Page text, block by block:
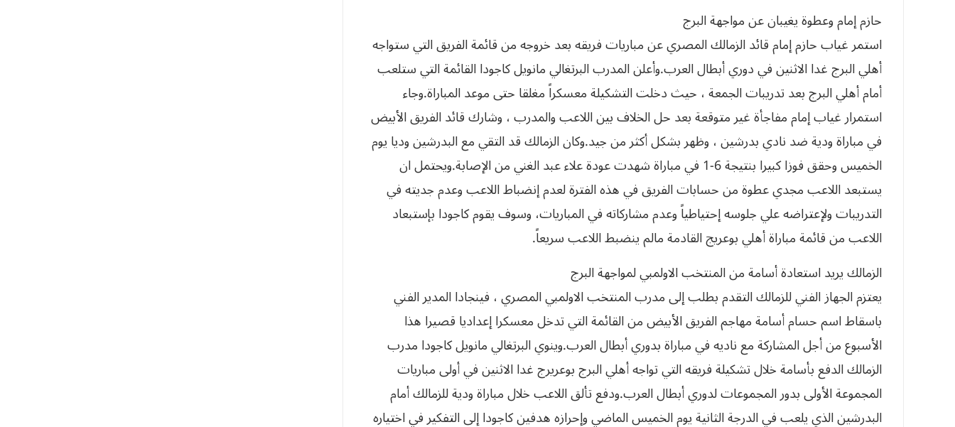
حازم إمام وعطوة يغيبان عن مواجهة البرج
استمر غياب حازم إمام قائد الزمالك المصري عن مباريات فريقه بعد خروجه من قائمة الفريق التي ستواجه
أهلي البرج غدا الاثنين في دوري أبطال العرب.وأعلن المدرب البرتغالي مانويل كاجودا القائمة التي ستلعب
أمام أهلي البرج بعد تدريبات الجمعة ، حيث دخلت التشكيلة معسكراً مغلقا حتى موعد المباراة.وجاء
استمرار غياب إمام مفاجأة غير متوقعة بعد حل الخلاف بين اللاعب والمدرب ، وشارك قائد الفريق الأبيض
في مباراة ودية ضد نادي بدرشين ، وظهر بشكل أكثر من جيد.وكان الزمالك قد التقي مع البدرشين وديا يوم
الخميس وحقق فوزا كبيرا بنتيجة 6-1 في مباراة شهدت عودة علاء عبد الغني من الإصابة.ويحتمل ان
يستبعد اللاعب مجدي عطوة من حسابات الفريق في هذه الفترة لعدم إنضباط اللاعب وعدم جديته في
التدريبات ولإعتراضه علي جلوسه إحتياطياً وعدم مشاركاته في المباريات، وسوف يقوم كاجودا بإستبعاد
اللاعب من قائمة مباراة أهلي بوعريج القادمة مالم ينضبط اللاعب سريعاً.
الزمالك يريد استعادة أسامة من المنتخب الاولمبي لمواجهة البرج
يعتزم الجهاز الفني للزمالك التقدم بطلب إلى مدرب المنتخب الاولمبي المصري ، فينجادا المدير الفني
باسقاط اسم حسام أسامة مهاجم الفريق الأبيض من القائمة التي تدخل معسكرا إعداديا قصيرا هذا
الأسبوع من أجل المشاركة مع ناديه في مباراة بدوري أبطال العرب.وينوي البرتغالي مانويل كاجودا مدرب
الزمالك الدفع بأسامة خلال تشكيلة فريقه التي تواجه أهلي البرج بوعريرج غدا الاثنين في أولى مباريات
المجموعة الأولى بدور المجموعات لدوري أبطال العرب.ودفع تألق اللاعب خلال مباراة ودية للزمالك أمام
البدرشين الذي يلعب في الدرجة الثانية يوم الخميس الماضي وإحرازه هدفين كاجودا إلى التفكير في اختياره